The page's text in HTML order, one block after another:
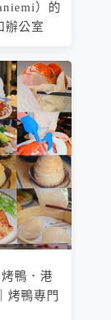
）的
辦公室
鴨．港
烤鴨專門